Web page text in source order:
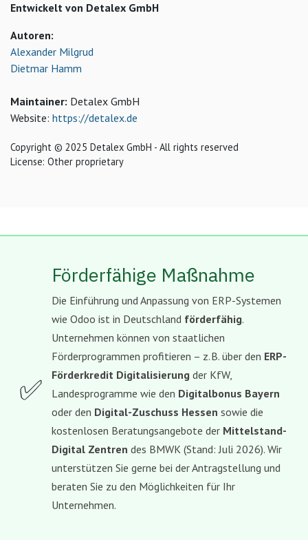
Entwickelt von Detalex GmbH
Autoren:
Alexander Milgrud
Dietmar Hamm
Maintainer: Detalex GmbH
Website: https://detalex.de
Copyright © 2025 Detalex GmbH - All rights reserved
License: Other proprietary
✅
Förderfähige Maßnahme
Die Einführung und Anpassung von ERP-Systemen
wie Odoo ist in Deutschland förderfähig.
Unternehmen können von staatlichen
Förderprogrammen profitieren – z. B. über den ERP-
Förderkredit Digitalisierung der KfW,
Landesprogramme wie den Digitalbonus Bayern
oder den Digital-Zuschuss Hessen sowie die
kostenlosen Beratungsangebote der Mittelstand-
Digital Zentren des BMWK (Stand: Juli 2026). Wir
unterstützen Sie gerne bei der Antragstellung und
beraten Sie zu den Möglichkeiten für Ihr
Unternehmen.